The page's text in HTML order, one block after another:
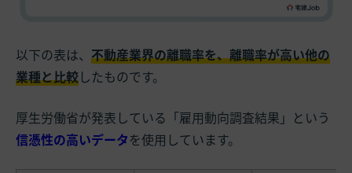
以下の表は、 不動産業界の離職率を、離職率が高い他の
業種と比較したものです。
厚生労働省が発表している「雇用動向調査結果」という
信憑性の高いデータを使用しています。